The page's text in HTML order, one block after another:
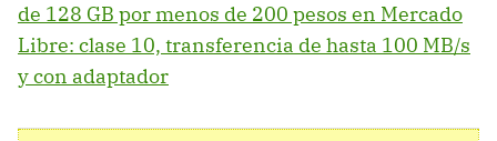
de 128 GB por menos de 200 pesos en Mercado
Libre: clase 10, transferencia de hasta 100 MB/s
y con adaptador